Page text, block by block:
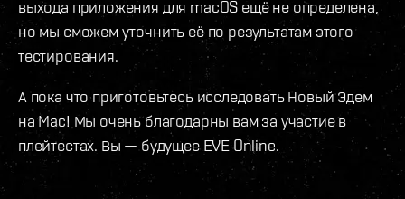
выхода приложения для macOS ещё не определена,
но мы сможем уточнить её по результатам этого
тестирования.
А пока что приготовьтесь исследовать Новый Эдем
на Mac! Мы очень благодарны вам за участие в
плейтестах. Вы — будущее EVE Online.